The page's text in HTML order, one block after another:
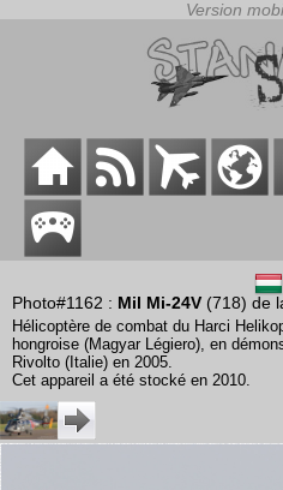
Photo#1162 : Mil Mi-24V (718) de
Hélicoptère de combat du Harci
hongroise (Magyar Légiero), en
Rivolto (Italie) en 2005.
Cet appareil a été stocké en 2010.